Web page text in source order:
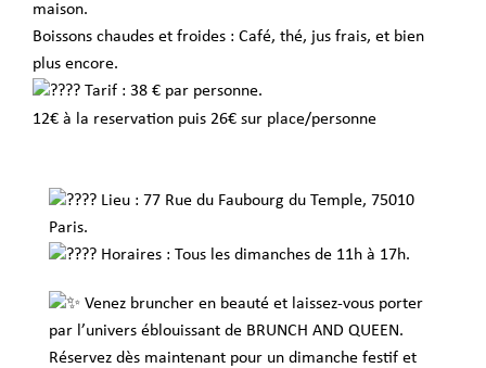
maison.
Boissons chaudes et froides : Café, thé, jus frais, et bien
plus encore.
Tarif : 38 € par personne.
12€ à la reservation puis 26€ sur place/personne
Lieu : 77 Rue du Faubourg du Temple, 75010
Paris.
Horaires : Tous les dimanches de 11h à 17h.
Venez bruncher en beauté et laissez-vous porter
par l’univers éblouissant de BRUNCH AND QUEEN.
Réservez dès maintenant pour un dimanche festif et